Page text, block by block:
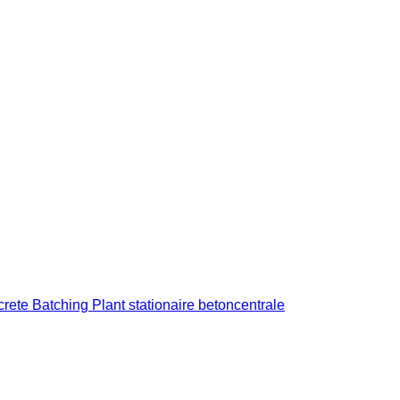
Batching Plant stationaire betoncentrale